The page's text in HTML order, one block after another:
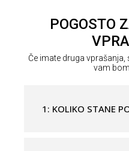
POGOSTO
Če imate druga
vam
1: KOLIKO STANE